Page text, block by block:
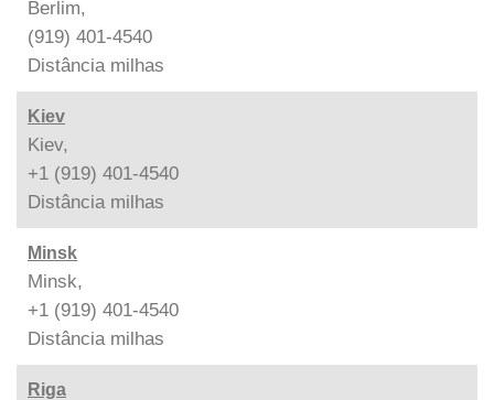
Berlim,
(919) 401-4540
Distância milhas
Kiev
Kiev,
+1 (919) 401-4540
Distância milhas
Minsk
Minsk,
+1 (919) 401-4540
Distância milhas
Riga